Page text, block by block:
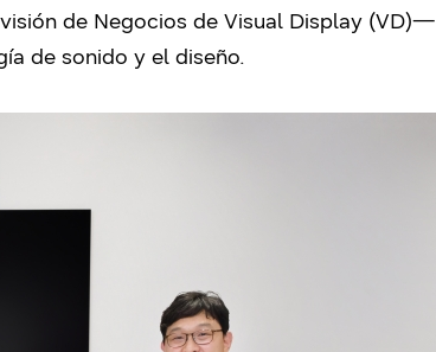
de Negocios de Visual Display (VD)—
de sonido y el diseño.